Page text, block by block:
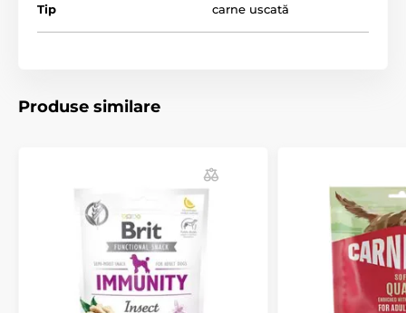
Tip carne uscată
Produse similare